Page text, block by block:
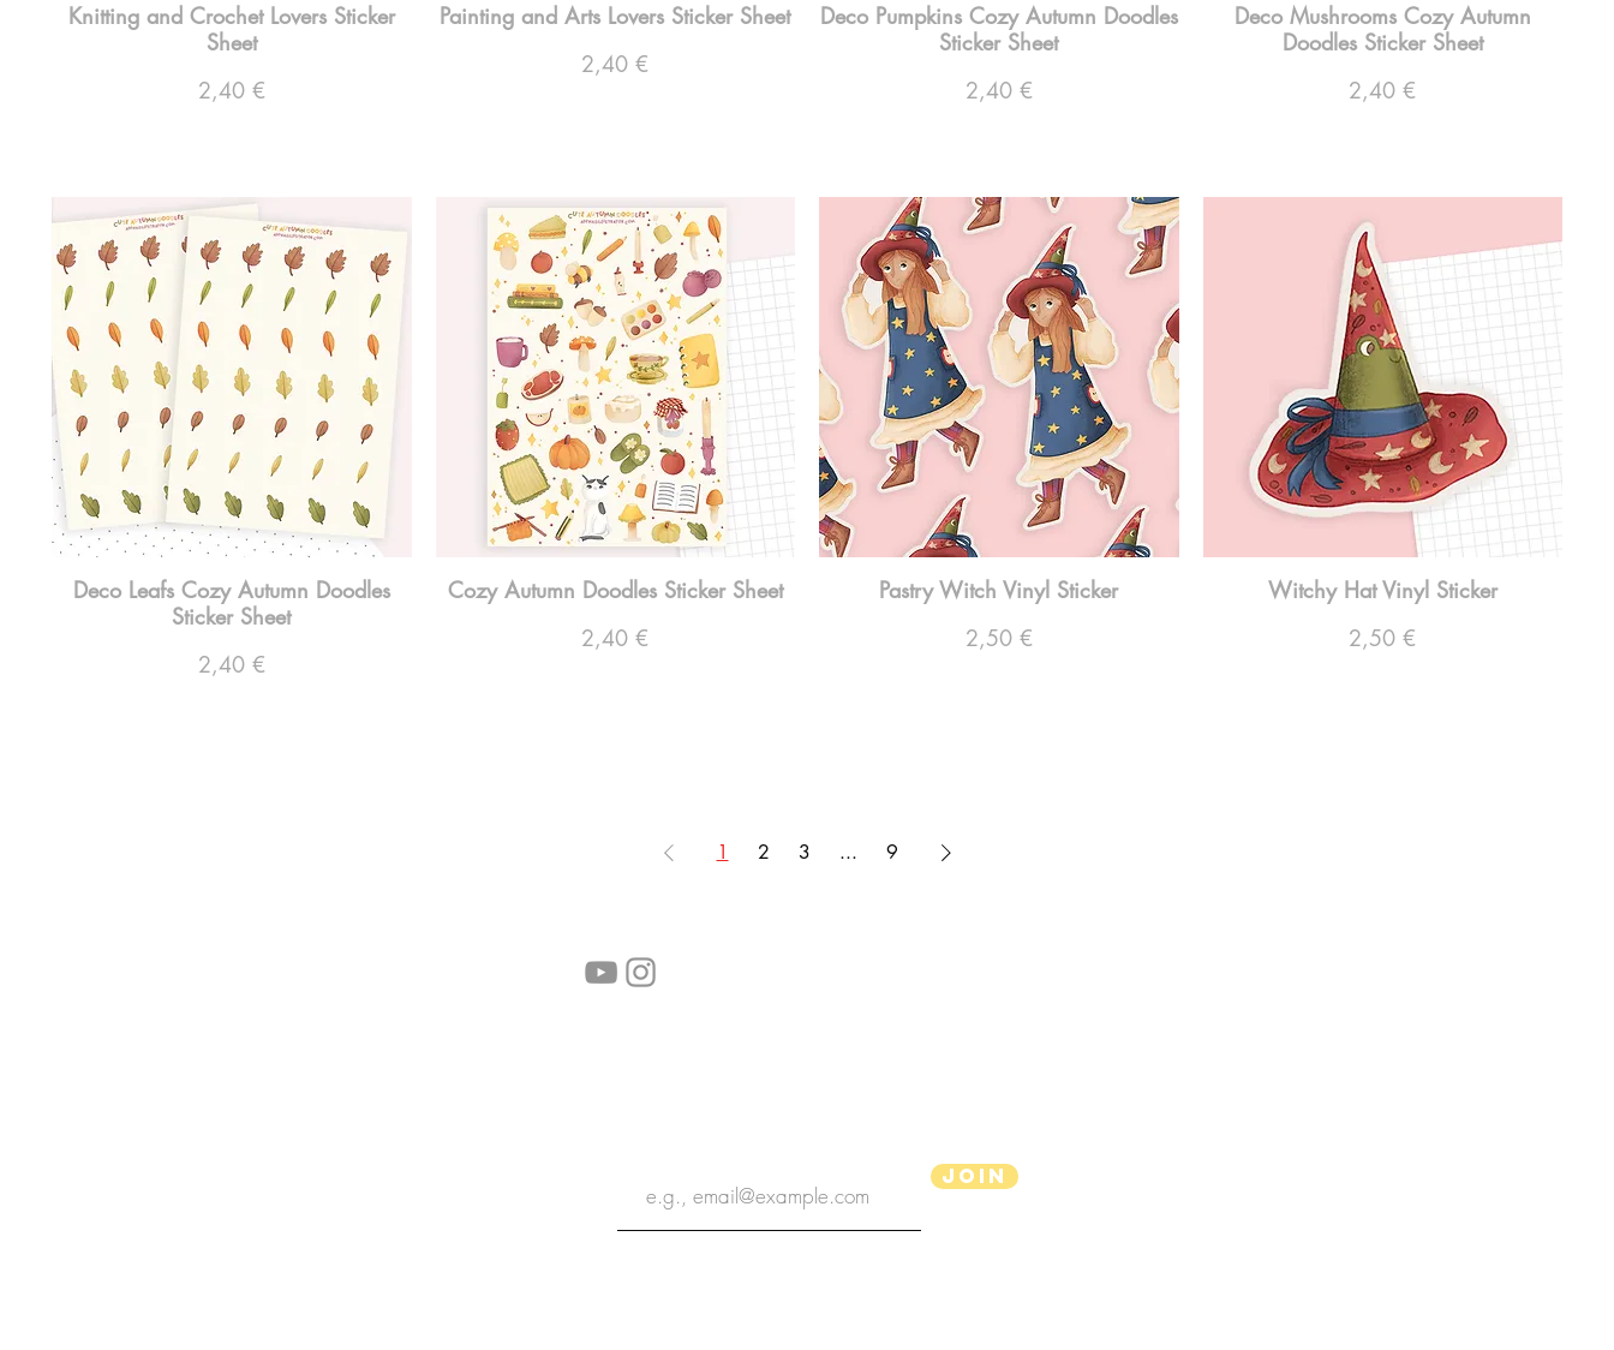
Knitting and Crochet Lovers Sticker
Sheet
Preço
2,40 €
Painting and Arts Lovers Sticker Sheet
Preço
2,40 €
Deco Pumpkins Cozy Autumn Doodles
Sticker Sheet
Preço
2,40 €
Deco Mushrooms Cozy Autumn
Doodles Sticker Sheet
Preço
2,40 €
Deco Leafs Cozy Autumn Doodles
Sticker Sheet
Preço
2,40 €
Cozy Autumn Doodles Sticker Sheet
Preço
2,40 €
Pastry Witch Vinyl Sticker
Preço
2,50 €
Witchy Hat Vinyl Sticker
Preço
2,50 €
1 2 3 ... 9
Join